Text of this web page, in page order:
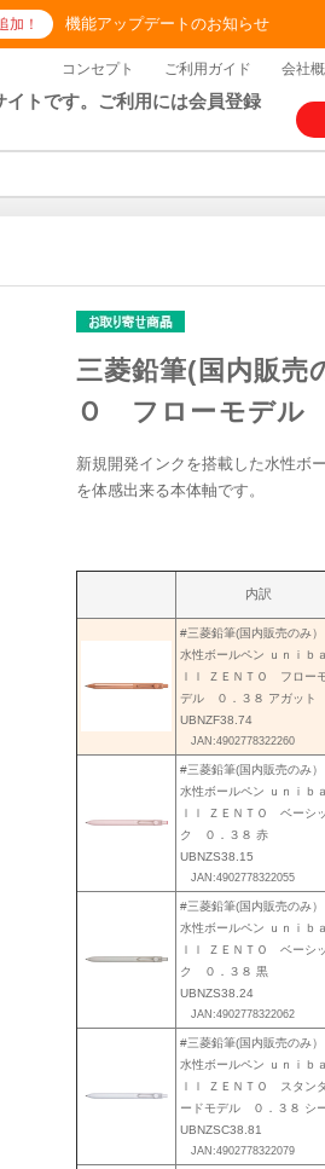
加！ 機能アップデートのお知らせ
コンセプト ご利用ガイド 会社
トです。ご利用には会員登録
三菱鉛筆(国内販売
Ｏ フローモデル
新規開発インクを搭載した水性ボ
を体感出来る本体軸です。
内訳
#三菱鉛筆(国内販売のみ）
水性ボールペン ｕｎｉｂａ
ｌｌ ＺＥＮＴＯ フロー
デル ０．３８ アガット
UBNZF38.74
JAN:4902778322260
#三菱鉛筆(国内販売のみ）
水性ボールペン ｕｎｉｂａ
ｌｌ ＺＥＮＴＯ ベーシッ
ク ０．３８ 赤
UBNZS38.15
JAN:4902778322055
#三菱鉛筆(国内販売のみ）
水性ボールペン ｕｎｉｂａ
ｌｌ ＺＥＮＴＯ ベーシッ
ク ０．３８ 黒
UBNZS38.24
JAN:4902778322062
#三菱鉛筆(国内販売のみ）
水性ボールペン ｕｎｉｂａ
ｌｌ ＺＥＮＴＯ スタン
ードモデル ０．３８ シ
UBNZSC38.81
JAN:4902778322079